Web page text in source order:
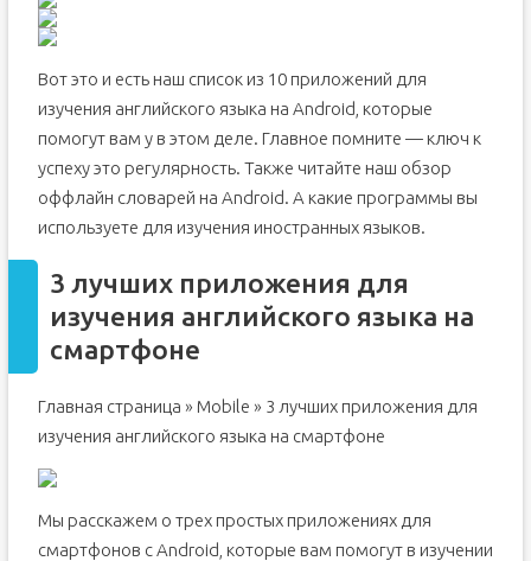
Вот это и есть наш список из 10 приложений для
изучения английского языка на Android, которые
помогут вам у в этом деле. Главное помните — ключ к
успеху это регулярность. Также читайте наш обзор
оффлайн словарей на Android. А какие программы вы
используете для изучения иностранных языков.
3 лучших приложения для
изучения английского языка на
смартфоне
Главная страница » Mobile » 3 лучших приложения для
изучения английского языка на смартфоне
Мы расскажем о трех простых приложениях для
смартфонов с Android, которые вам помогут в изучении